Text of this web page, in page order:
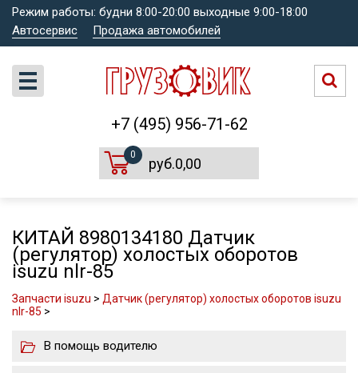
Режим работы: будни 8:00-20:00 выходные 9:00-18:00
Автосервис
Продажа автомобилей
+7 (495) 956-71-62
0
руб.0,00
КИТАЙ 8980134180 Датчик
(регулятор) холостых оборотов
isuzu nlr-85
Запчасти isuzu > Датчик (регулятор) холостых оборотов isuzu
nlr-85 >
В помощь водителю